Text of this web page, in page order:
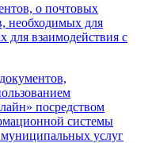
о почтовых
необходимых для
для взаимодействия с
посредством
системы
услуг